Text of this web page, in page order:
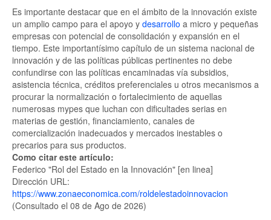
Es importante destacar que en el ámbito de la innovación existe
un amplio campo para el apoyo y desarrollo a micro y pequeñas
empresas con potencial de consolidación y expansión en el
tiempo. Este importantísimo capítulo de un sistema nacional de
innovación y de las políticas públicas pertinentes no debe
confundirse con las políticas encaminadas vía subsidios,
asistencia técnica, créditos preferenciales u otros mecanismos a
procurar la normalización o fortalecimiento de aquellas
numerosas mypes que luchan con dificultades serias en
materias de gestión, financiamiento, canales de
comercialización inadecuados y mercados inestables o
precarios para sus productos.
Como citar este artículo:
Federico "Rol del Estado en la Innovación" [en linea]
Dirección URL:
https://www.zonaeconomica.com/roldelestadoinnovacion
(Consultado el 08 de Ago de 2026)